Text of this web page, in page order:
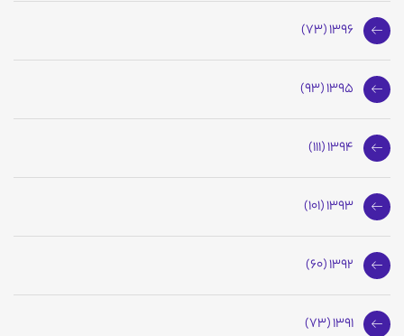
1396 (73)
1395 (93)
1394 (111)
1393 (101)
1392 (60)
1391 (73)